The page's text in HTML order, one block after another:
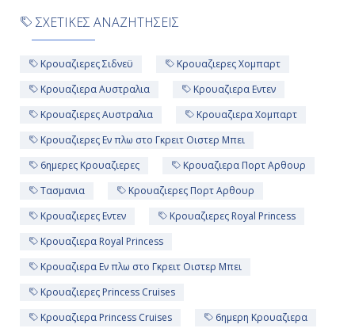
ΣΧΕΤΙΚΕΣ ΑΝΑΖΗΤΗΣΕΙΣ
Κρουαζιερες Σιδνεϋ
Κρουαζιερες Χομπαρτ
Κρουαζιερα Αυστραλια
Κρουαζιερα Εντεν
Κρουαζιερες Αυστραλια
Κρουαζιερα Χομπαρτ
Κρουαζιερες Εν πλω στο Γκρειτ Οιστερ Μπει
6ημερες Κρουαζιερες
Κρουαζιερα Πορτ Αρθουρ
Τασμανια
Κρουαζιερες Πορτ Αρθουρ
Κρουαζιερες Εντεν
Κρουαζιερες Royal Princess
Κρουαζιερα Royal Princess
Κρουαζιερα Εν πλω στο Γκρειτ Οιστερ Μπει
Κρουαζιερες Princess Cruises
Κρουαζιερα Princess Cruises
6ημερη Κρουαζιερα